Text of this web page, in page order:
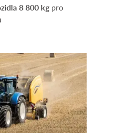
8 800 kgpro